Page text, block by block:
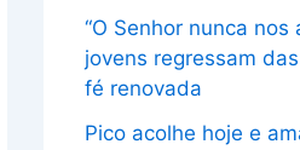
“O Senhor nunca nos
jovens regressam
fé renovada
Pico acolhe hoje e